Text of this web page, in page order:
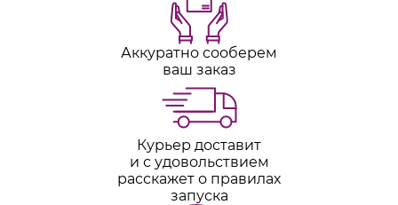
Аккуратно сооберем
ваш заказ
Курьер доставит
и с удовольствием
расскажет о правилах
запуска